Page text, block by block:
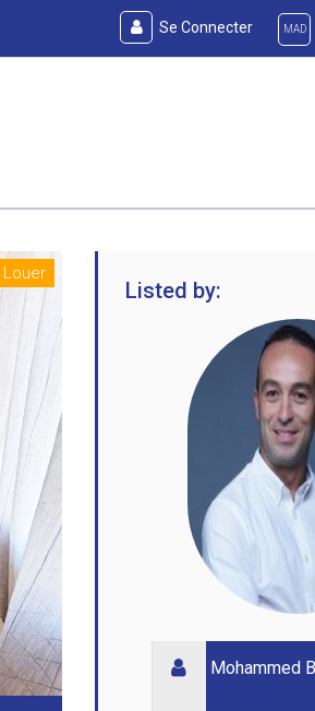
Se Connecter MAD
Louer
Listed by:
Mohammed